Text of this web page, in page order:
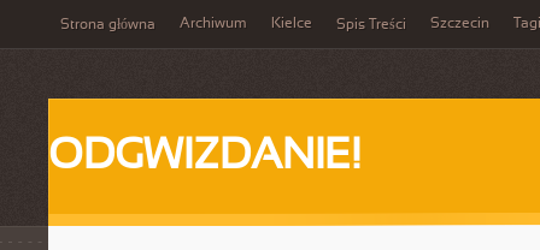
Strona główna Archiwum Kielce Spis Treści Szczecin Tagi
ODGWIZDANIE!